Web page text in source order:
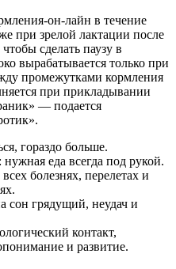
он-лайн в течение
при зрелой лактации после
сделать паузу в
вырабатывается только при
промежутками кормления
при прикладывании
— подается
гораздо больше.
еда всегда под рукой.
болезнях, перелетах и
сон грядущий, неудач и
контакт,
и развитие.